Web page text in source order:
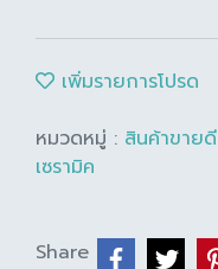
เพิ่มรายการโปรด
หมวดหมู่ : สินค้าขายดี
เซรามิค
Share